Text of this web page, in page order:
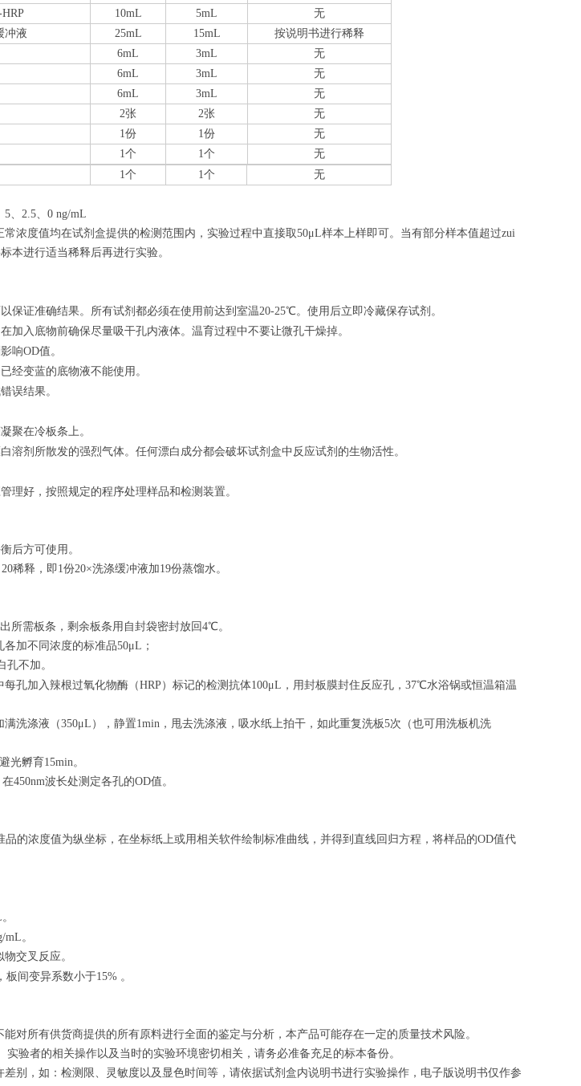
10mL 5mL
无
冲液
25mL 15mL
按说明书进行稀释
6mL 3mL
无
6mL 3mL
无
6mL 3mL
无
2张 2张
无
1份 1份
无
1个 1个
无
1个 1个
无
5、2.5、0 ng/mL
浓度值均在试剂盒提供的检测范围内，实验过程中直接取50μL样本上样即可。当有部分样本值超过zui
本进行适当稀释后再进行实验。
保证准确结果。所有试剂都必须在使用前达到室温20-25℃。使用后立即冷藏保存试剂。
加入底物前确保尽量吸干孔内液体。温育过程中不要让微孔干燥掉。
响OD值。
经变蓝的底物液不能使用。
误结果。
聚在冷板条上。
溶剂所散发的强烈气体。任何漂白成分都会破坏试剂盒中反应试剂的生物活性。
理好，按照规定的程序处理样品和检测装置。
后方可使用。
稀释，即1份20×洗涤缓冲液加19份蒸馏水。
所需板条，剩余板条用自封袋密封放回4℃。
加不同浓度的标准品50μL；
孔不加。
每孔加入辣根过氧化物酶（HRP）标记的检测抗体100μL，用封板膜封住反应孔，37℃水浴锅或恒温箱温
满洗涤液 （350μL ）
，静置1min，甩去洗涤液，吸水纸上拍干，如此重复洗板5次（也可用洗板机洗
孵育15min。
450nm波长处测定各孔的OD值。
品的浓度值为纵坐标，在坐标纸上或用相关软件绘制 标准曲线 ，并得到 直线回归方程 ， 将样品的OD值代
。
mL。
交叉反应。
板间变异系数小于15% 。
对所有供货商提供的所有原料进行全面的鉴定与分析，本产品可能存在一定的质量技术风险。
验者的相关操作以及当时的实验环境密切相关，请务必准备充足的标本备份。
别，如：检测限、灵敏度以及显色时间等，请依据试剂盒内说明书进行实验操作，电子版说明书仅作参